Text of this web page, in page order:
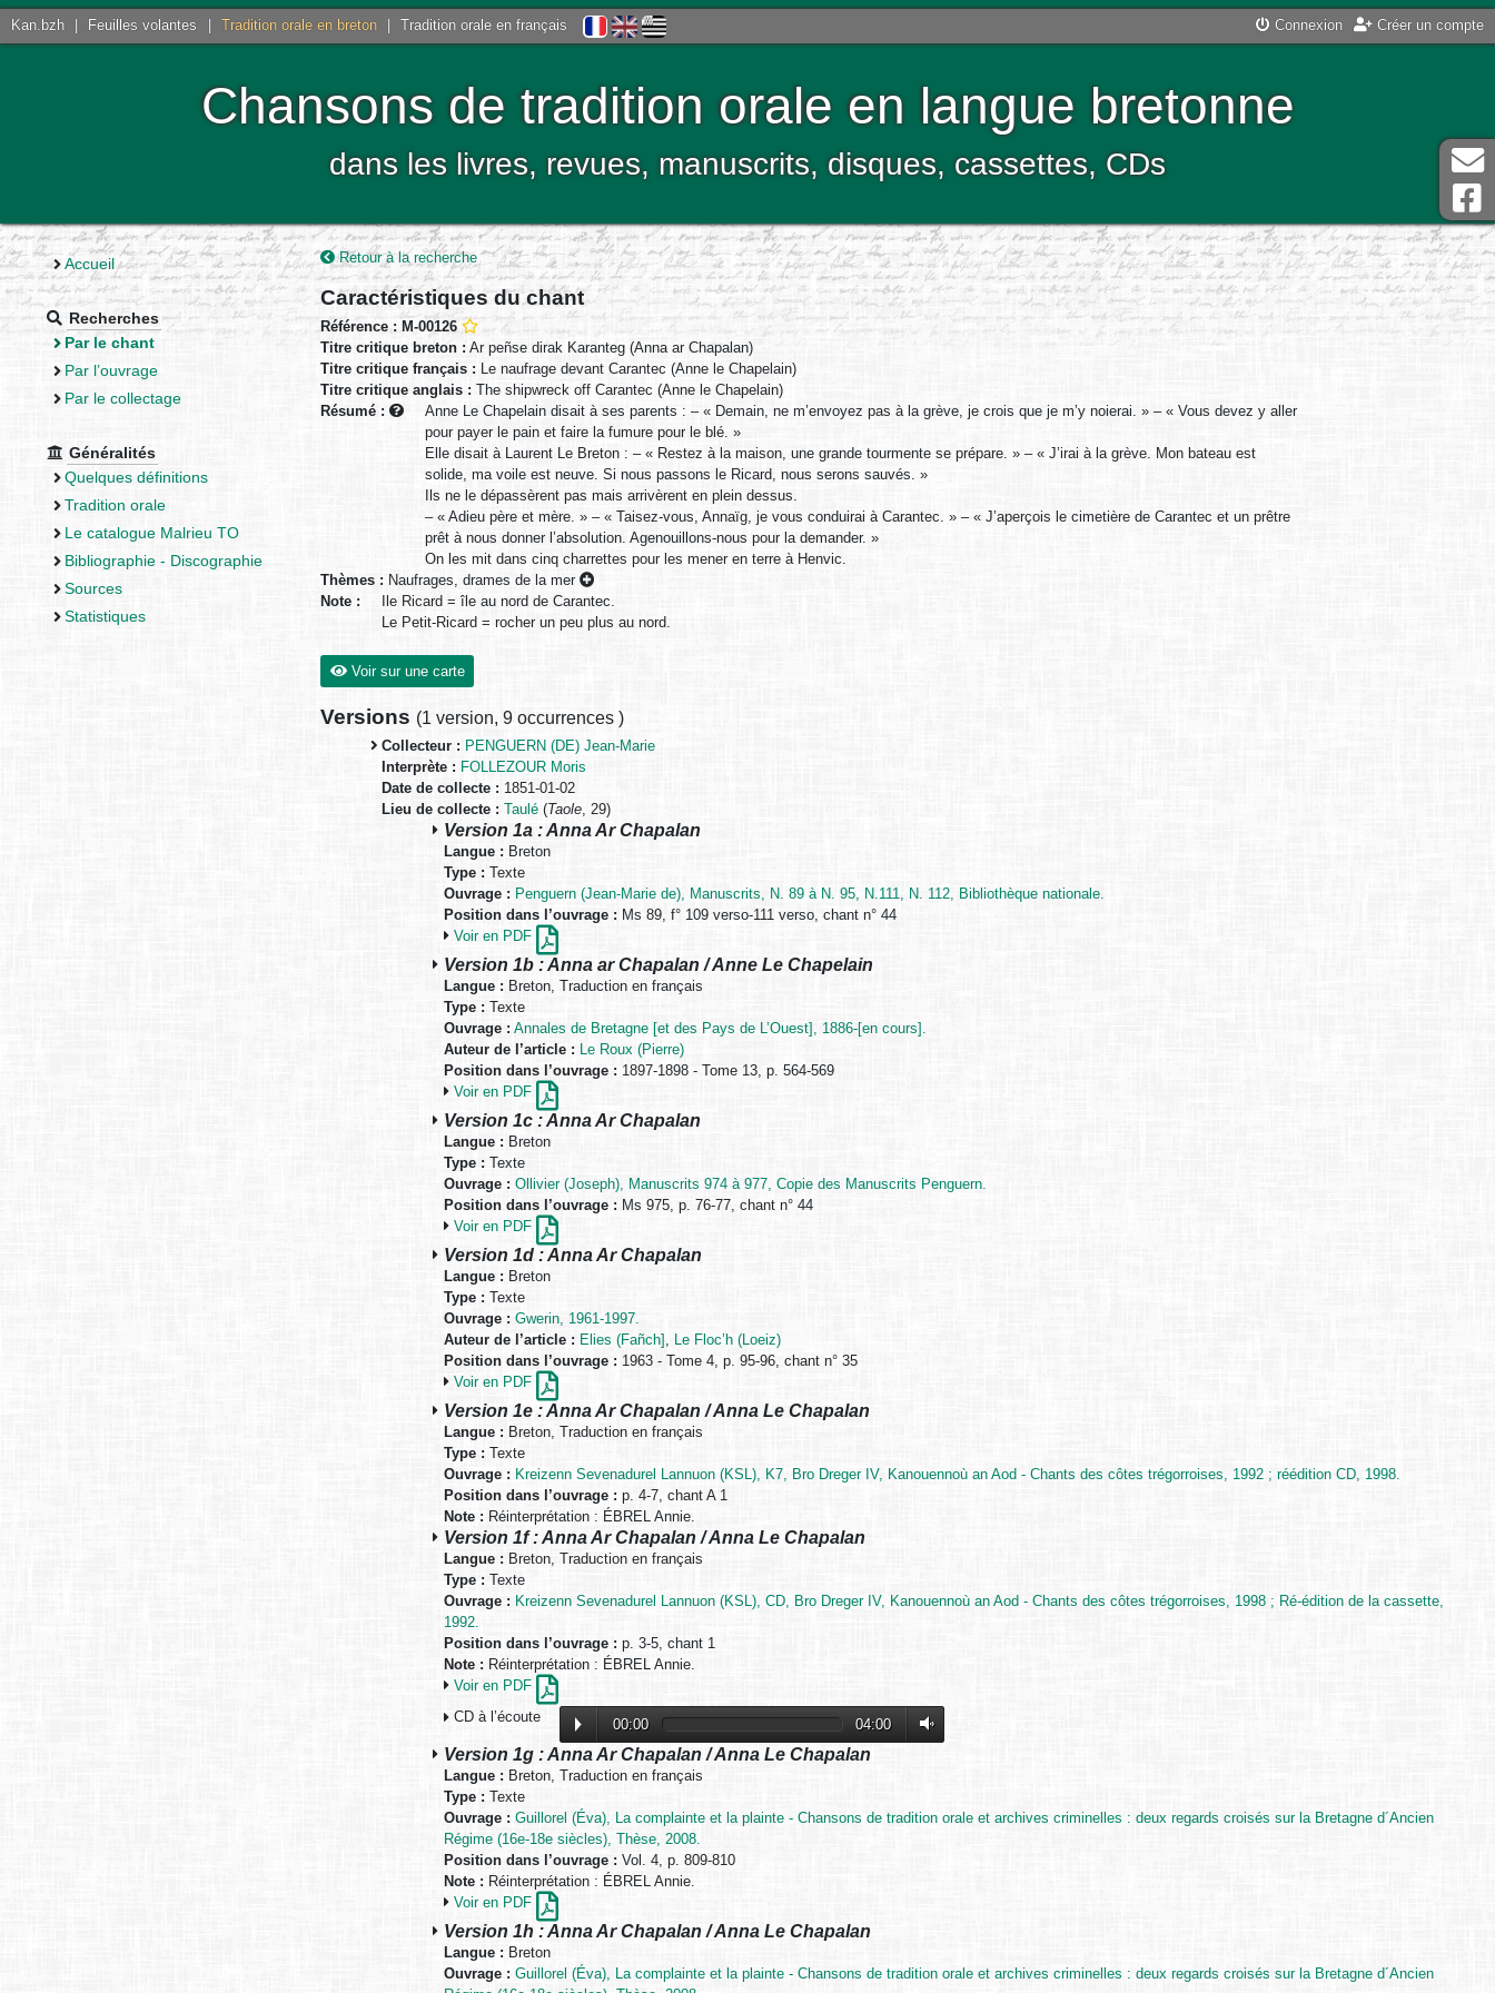
Kan.bzh Feuilles volantes Tradition orale en breton Tradition orale en français Connexion Créer un compte
Chansons de tradition orale en langue bretonne
dans les livres, revues, manuscrits, disques, cassettes, CDs
Accueil
Recherches
Par le chant
Par l’ouvrage
Par le collectage
Généralités
Quelques définitions
Tradition orale
Le catalogue Malrieu TO
Bibliographie - Discographie
Sources
Statistiques
Retour à la recherche
Caractéristiques du chant
Référence : M-00126
Titre critique breton : Ar peñse dirak Karanteg (Anna ar Chapalan)
Titre critique français : Le naufrage devant Carantec (Anne le Chapelain)
Titre critique anglais : The shipwreck off Carantec (Anne le Chapelain)
Résumé :
Anne Le Chapelain disait à ses parents : – « Demain, ne m’envoyez pas à la grève, je crois que je m’y noierai. » – « Vous devez y aller
pour payer le pain et faire la fumure pour le blé. »
Elle disait à Laurent Le Breton : – « Restez à la maison, une grande tourmente se prépare. » – « J’irai à la grève. Mon bateau est
solide, ma voile est neuve. Si nous passons le Ricard, nous serons sauvés. »
Ils ne le dépassèrent pas mais arrivèrent en plein dessus.
– « Adieu père et mère. » – « Taisez-vous, Annaïg, je vous conduirai à Carantec. » – « J’aperçois le cimetière de Carantec et un prêtre
prêt à nous donner l’absolution. Agenouillons-nous pour la demander. »
On les mit dans cinq charrettes pour les mener en terre à Henvic.
Thèmes : Naufrages, drames de la mer
Note :
Ile Ricard = île au nord de Carantec.
Le Petit-Ricard = rocher un peu plus au nord.
Voir sur une carte
Versions (1 version, 9 occurrences )
Collecteur : PENGUERN (DE) Jean-Marie
Interprète : FOLLEZOUR Moris
Date de collecte : 1851-01-02
Lieu de collecte : Taulé (Taole, 29)
Version 1a : Anna Ar Chapalan
Langue : Breton
Type : Texte
Ouvrage : Penguern (Jean-Marie de), Manuscrits, N. 89 à N. 95, N.111, N. 112, Bibliothèque nationale.
Position dans l’ouvrage : Ms 89, f° 109 verso-111 verso, chant n° 44
Voir en PDF
Version 1b : Anna ar Chapalan / Anne Le Chapelain
Langue : Breton, Traduction en français
Type : Texte
Ouvrage : Annales de Bretagne [et des Pays de L’Ouest], 1886-[en cours].
Auteur de l’article : Le Roux (Pierre)
Position dans l’ouvrage : 1897-1898 - Tome 13, p. 564-569
Voir en PDF
Version 1c : Anna Ar Chapalan
Langue : Breton
Type : Texte
Ouvrage : Ollivier (Joseph), Manuscrits 974 à 977, Copie des Manuscrits Penguern.
Position dans l’ouvrage : Ms 975, p. 76-77, chant n° 44
Voir en PDF
Version 1d : Anna Ar Chapalan
Langue : Breton
Type : Texte
Ouvrage : Gwerin, 1961-1997.
Auteur de l’article : Elies (Fañch] , Le Floc’h (Loeiz)
Position dans l’ouvrage : 1963 - Tome 4, p. 95-96, chant n° 35
Voir en PDF
Version 1e : Anna Ar Chapalan / Anna Le Chapalan
Langue : Breton, Traduction en français
Type :Texte
Ouvrage : Kreizenn Sevenadurel Lannuon (KSL), K7, Bro Dreger IV, Kanouennoù an Aod - Chants des côtes trégorroises, 1992 ; réédition CD, 1998.
Position dans l’ouvrage : p. 4-7, chant A 1
Note : Réinterprétation : ÉBREL Annie.
Version 1f : Anna Ar Chapalan / Anna Le Chapalan
Langue : Breton, Traduction en français
Type : Texte
Ouvrage : Kreizenn Sevenadurel Lannuon (KSL), CD, Bro Dreger IV, Kanouennoù an Aod - Chants des côtes trégorroises, 1998 ; Ré-édition de la cassette,
1992.
Position dans l’ouvrage : p. 3-5, chant 1
Note : Réinterprétation : ÉBREL Annie.
Voir en PDF
CD à l’écoute
00:00 04:00
Version 1g : Anna Ar Chapalan / Anna Le Chapalan
Langue : Breton, Traduction en français
Type : Texte
Ouvrage : Guillorel (Éva), La complainte et la plainte - Chansons de tradition orale et archives criminelles : deux regards croisés sur la Bretagne d´Ancien
Régime (16e-18e siècles), Thèse, 2008.
Position dans l’ouvrage : Vol. 4, p. 809-810
Note : Réinterprétation : ÉBREL Annie.
Voir en PDF
Version 1h : Anna Ar Chapalan / Anna Le Chapalan
Langue : Breton
Ouvrage : Guillorel (Éva), La complainte et la plainte - Chansons de tradition orale et archives criminelles : deux regards croisés sur la Bretagne d´Ancien